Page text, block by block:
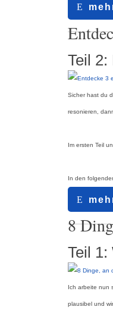
Teil
01.08.2023
Sicher hast du
resonieren,
Im ersten Teil
In den
8
Teil
12.07.2023
Ich arbeite nun
plausibel und